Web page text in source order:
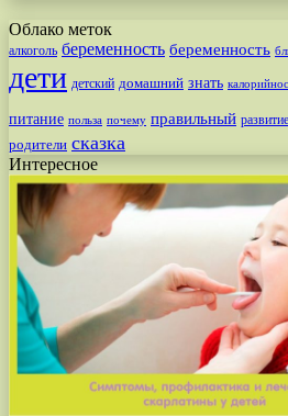
Облако меток
алкоголь беременность беременность
дети детский домашний знать
питание польза почему правильный развитие
родители сказка
Интересное